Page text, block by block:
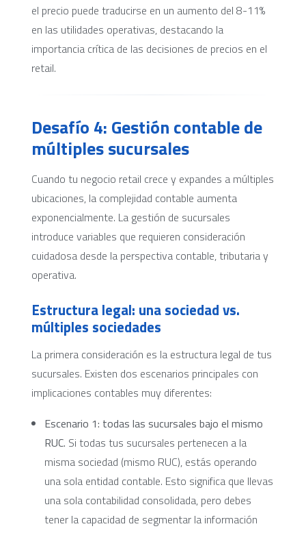
el precio puede traducirse en un aumento del 8-11%
en las utilidades operativas, destacando la
importancia crítica de las decisiones de precios en el
retail.
Desafío 4: Gestión contable de
múltiples sucursales
Cuando tu negocio retail crece y expandes a múltiples
ubicaciones, la complejidad contable aumenta
exponencialmente. La gestión de sucursales
introduce variables que requieren consideración
cuidadosa desde la perspectiva contable, tributaria y
operativa.
Estructura legal: una sociedad vs.
múltiples sociedades
La primera consideración es la estructura legal de tus
sucursales. Existen dos escenarios principales con
implicaciones contables muy diferentes:
Escenario 1: todas las sucursales bajo el mismo
RUC. Si todas tus sucursales pertenecen a la
misma sociedad (mismo RUC), estás operando
una sola entidad contable. Esto significa que llevas
una sola contabilidad consolidada, pero debes
tener la capacidad de segmentar la información